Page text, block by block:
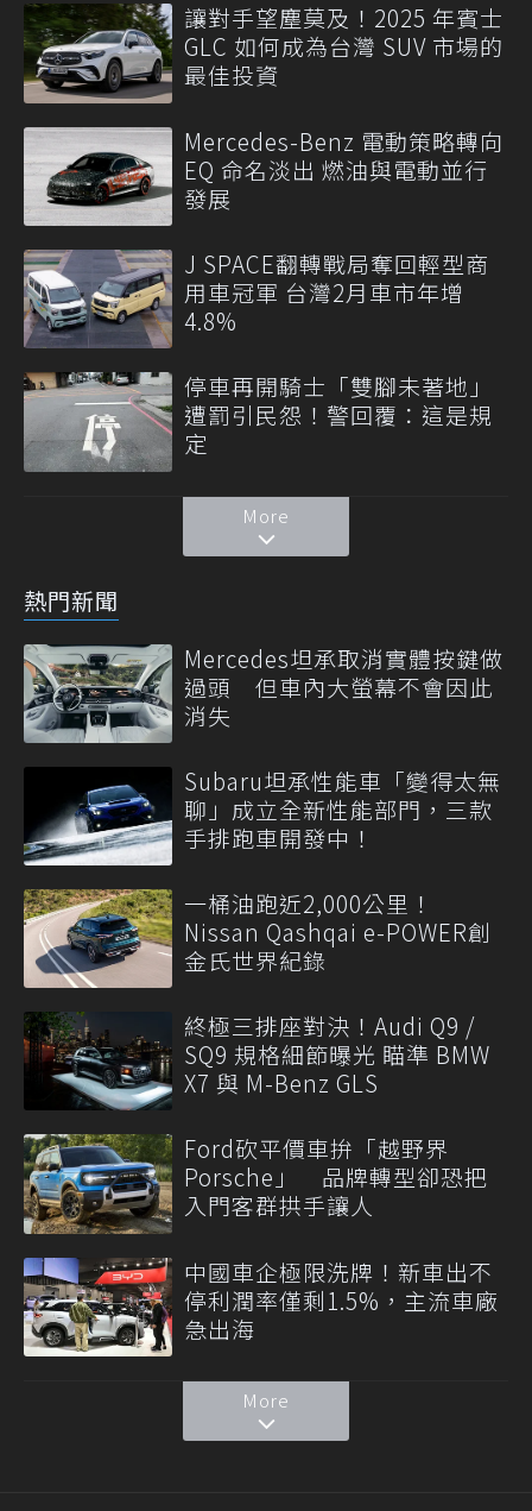
讓對手望塵莫及！2025 年賓士
GLC 如何成為台灣 SUV 市場的
最佳投資
Mercedes-Benz 電動策略轉向
EQ 命名淡出 燃油與電動並行
發展
J SPACE翻轉戰局奪回輕型商
用車冠軍 台灣2月車市年增
4.8%
停車再開騎士「雙腳未著地」
遭罰引民怨！警回覆：這是規
定
More
熱門新聞
Mercedes坦承取消實體按鍵做
過頭 但車內大螢幕不會因此
消失
Subaru坦承性能車「變得太無
聊」成立全新性能部門，三款
手排跑車開發中！
一桶油跑近2,000公里！
Nissan Qashqai e-POWER創
金氏世界紀錄
終極三排座對決！Audi Q9 /
SQ9 規格細節曝光 瞄準 BMW
X7 與 M-Benz GLS
Ford砍平價車拚「越野界
Porsche」 品牌轉型卻恐把
入門客群拱手讓人
中國車企極限洗牌！新車出不
停利潤率僅剩1.5%，主流車廠
急出海
More